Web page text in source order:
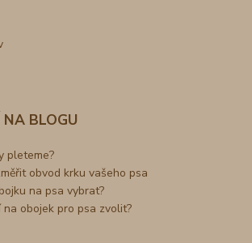
NA BLOGU
pleteme?
obvod krku vašeho psa
na psa vybrat?
na obojek pro psa zvolit?